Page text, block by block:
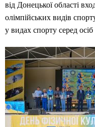
від Донецької області
олімпійських видів
у видах спорту серед осіб